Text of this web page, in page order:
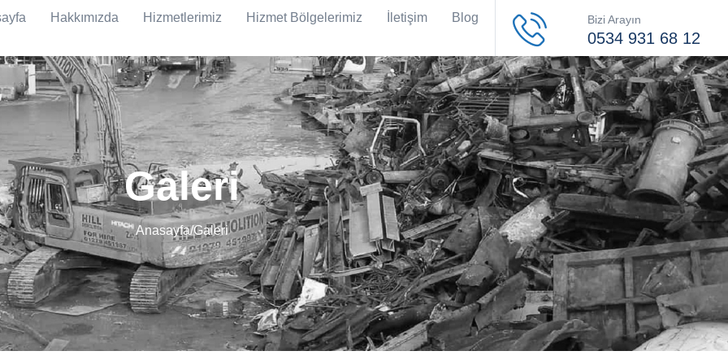
Hakkımızda Hizmetlerimiz Hizmet Bölgelerimiz İletişim Blog Bizi Arayın
0534 931 68 12
Galeri
Anasayfa/Galeri